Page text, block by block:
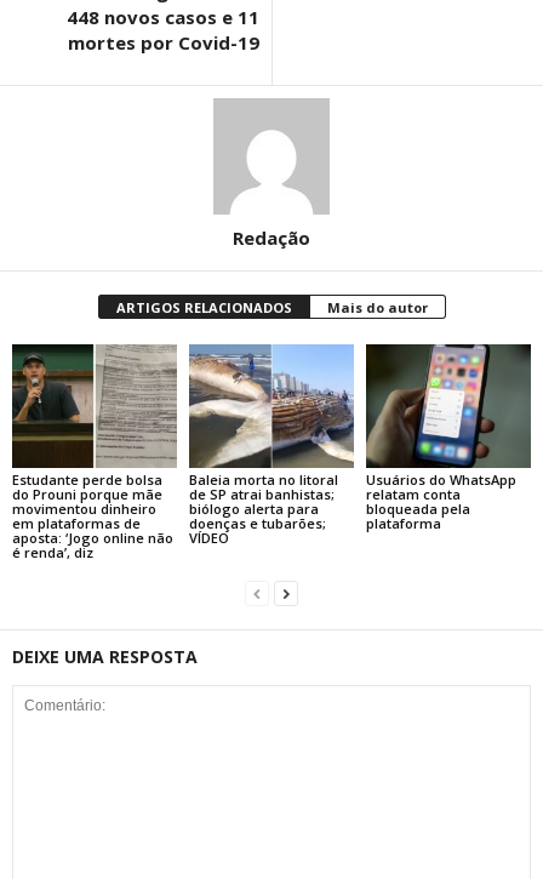
448 novos casos e 11
mortes por Covid-19
Redação
ARTIGOS RELACIONADOS Mais do autor
Estudante perde bolsa
do Prouni porque mãe
movimentou dinheiro
em plataformas de
aposta: ‘Jogo online não
é renda’, diz
Baleia morta no litoral
de SP atrai banhistas;
biólogo alerta para
doenças e tubarões;
VÍDEO
Usuários do WhatsApp
relatam conta
bloqueada pela
plataforma
DEIXE UMA RESPOSTA